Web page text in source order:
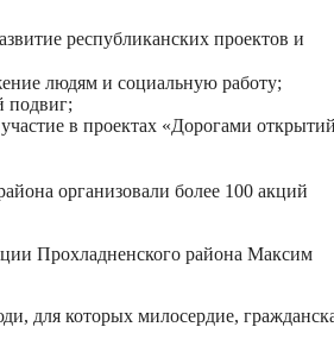
республиканских проектов и
людям и социальную работу;
подвиг;
в проектах «Дорогами
организовали более 100 акций
Прохладненского района Максим
для которых милосердие,